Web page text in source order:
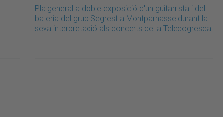
Pla general a doble exposició d'un guitarrista i del
bateria del grup Segrest a Montparnasse durant la
seva interpretació als concerts de la Telecogresca